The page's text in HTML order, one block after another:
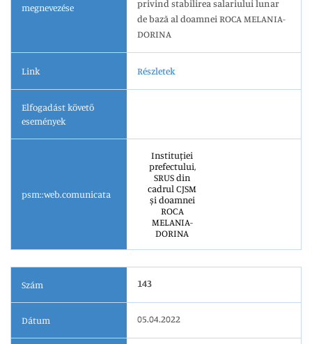
megnevezése
privind stabilirea salariului lunar
de bază al doamnei ROCA MELANIA-
DORINA
Link Részletek
Elfogadást követő
események
psm::web.comunicata
Instituției
prefectului,
SRUS din
cadrul CJSM
și doamnei
ROCA
MELANIA-
DORINA
Szám 143
Dátum 05.04.2022